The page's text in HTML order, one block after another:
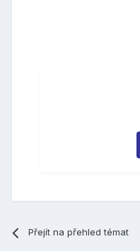
Přejít na přehled témat